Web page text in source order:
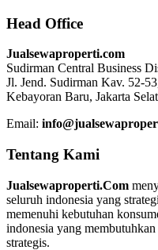
Head Office
Jualsewaproperti.com
Sudirman Central Business
Jl. Jend. Sudirman Kav. 52-
Kebayoran Baru, Jakarta
Email:
Tentang Kami
Jualsewaproperti.Com
seluruh indonesia yang
memenuhi kebutuhan
indonesia yang
strategis.